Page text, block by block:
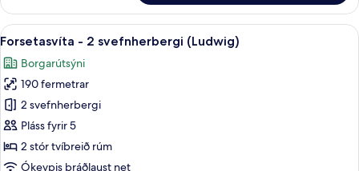
herbergi
Skoða
allar
myndir
fyrir
Forsetasvíta
-
2
svefnherbergi
Forsetasvíta - 2 svefnherbergi
21
Forsetasvíta - 2 svefnherbergi (Ludwig)
Borgarútsýni
190 fermetrar
2 svefnherbergi
Pláss fyrir 5
2 stór tvíbreið rúm
Ókeypis þráðlaust net